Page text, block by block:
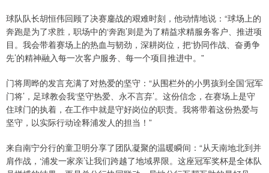
球队队长胡恒伟回顾了决赛鏖战的艰难时刻，他动情地说：“球场上的
奔跑是为了求胜，职场中的‘奔跑’则是为了精益求精服务客户、推进项
目。我会带着赛场上的热血与韧劲，深耕岗位，把‘协同作战、奋勇争
先’的精神融入每一次客户服务、每一个项目推进中。”
门将周晔的发言充满了对热爱的坚守：“从围栏外的小男孩到全国‘冠军
门将’，足球教会我‘坚守热爱、永不言弃’。这份信念，在赛场上是守
住球门的执着，在工作中就是守好岗位的职责。我将带着这份热爱与
坚守，以实际行动诠释浦发人的担当！”
来自南宁分行的童卫明分享了团队凝聚的温暖瞬间：“从天南地北到并
肩作战，‘浦发一家亲’让我们跨越了地域界限。这座冠军奖杯是全体队